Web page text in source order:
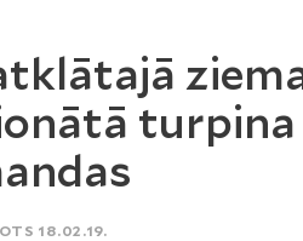
turpina
18.02.19.